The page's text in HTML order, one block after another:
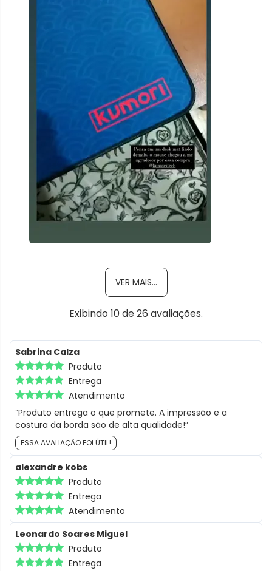
VER MAIS...
Exibindo 10de26 avaliações.
Sabrina Calza
Produto
Entrega
Atendimento
“Produto entrega o que promete. A impressão e a
costura da borda são de alta qualidade!”
ESSA AVALIAÇÃO FOI ÚTIL!
alexandre kobs
Produto
Entrega
Atendimento
Leonardo Soares Miguel
Produto
Entrega